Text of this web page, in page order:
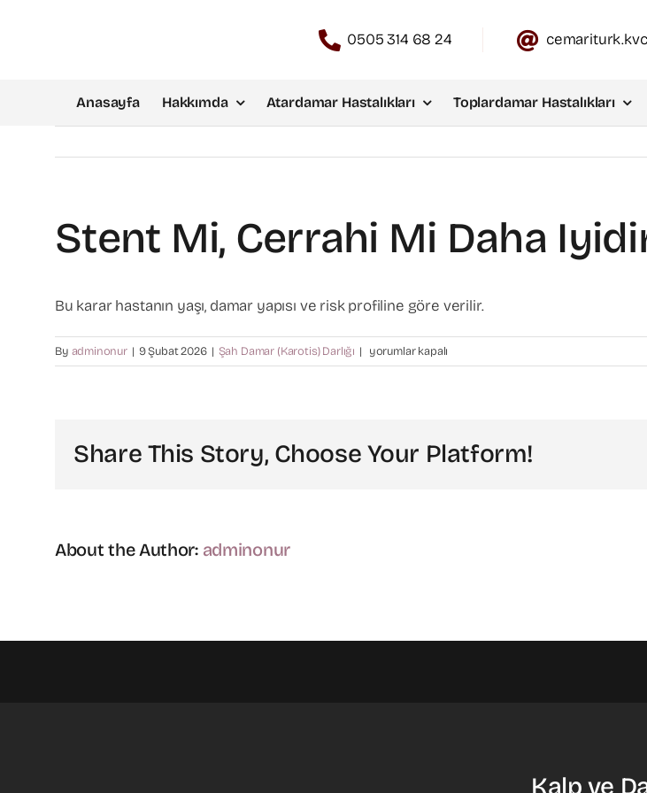
0505 314 68 24
Anasayfa Hakkımda Atardamar Hastalıkları Toplardamar Hastalıkları
Stent Mi, Cerrahi Mi Daha
Bu karar hastanın yaşı, damar yapısı ve risk profiline göre verilir.
By adminonur | 9 Şubat 2026 | Şah Damar (Karotis) Darlığı |
Stent
mi,
iyidir?
yorumlar kapalı
Share This Story, Choose Your Platform!
About the Author: adminonur